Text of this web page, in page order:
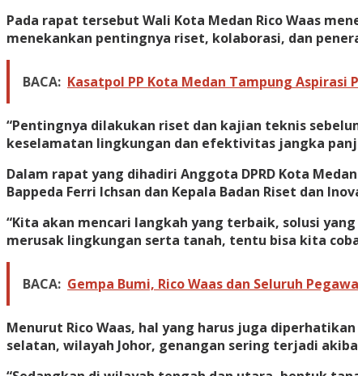
Pada rapat tersebut Wali Kota Medan Rico Waas
menekankan pentingnya riset, kolaborasi, dan
BACA: Kasatpol PP Kota Medan Tampung Aspirasi
“Pentingnya dilakukan riset dan kajian teknis
keselamatan lingkungan dan efektivitas jangka
Dalam rapat yang dihadiri Anggota DPRD Kota
Bappeda Ferri Ichsan dan Kepala Badan Riset dan
“Kita akan mencari langkah yang terbaik, solusi
merusak lingkungan serta tanah, tentu bisa kita
BACA: Gempa Bumi, Rico Waas dan Seluruh
Menurut Rico Waas, hal yang harus juga
selatan, wilayah Johor, genangan sering terjadi